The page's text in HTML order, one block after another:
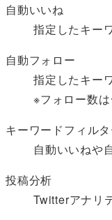
自動いいね
指定したキー
自動フォロー
指定したキー
※フォロー数
キーワードフィル
自動いいねや
投稿分析
Twitterアナリ